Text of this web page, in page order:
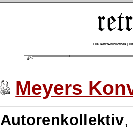
Die Retro-Bibliothek |
Meyers
Autorenkollektiv